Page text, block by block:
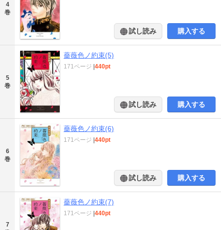
4
巻
試し読み 購入する
5
巻
薔薇色ノ約束(5)
171ページ |440pt
試し読み 購入する
6
巻
薔薇色ノ約束(6)
171ページ |440pt
試し読み 購入する
7
薔薇色ノ約束(7)
171ページ |440pt